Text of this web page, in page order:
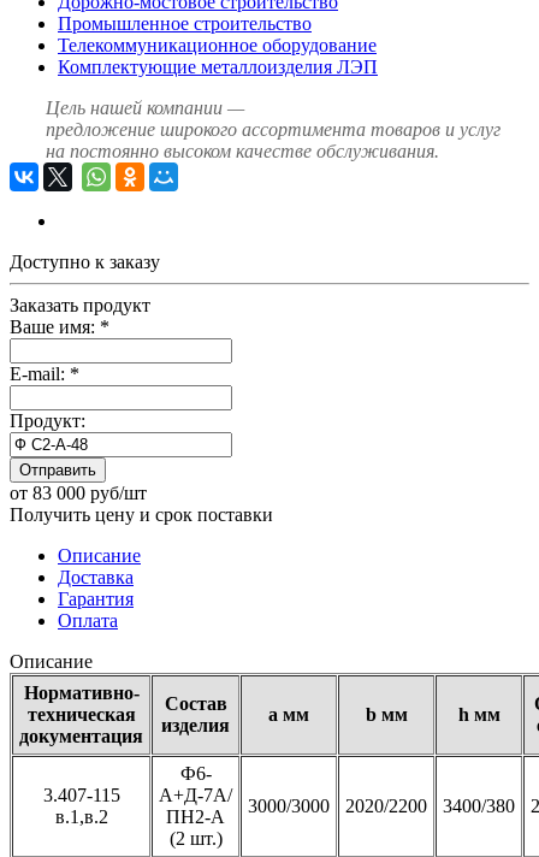
Промышленное строительство
Телекоммуникационное оборудование
Комплектующие металлоизделия ЛЭП
Цель нашей компании —
предложение широкого ассортимента товаров и услуг
на постоянно высоком качестве обслуживания.
Доступно к заказу
Заказать продукт
Ваше имя: *
E-mail: *
Продукт:
Отправить
от 83 000 руб/шт
Получить цену и срок поставки
Описание
Доставка
Гарантия
Оплата
Описание
Нормативно-
техническая
документация
Состав
изделия
а мм b мм h мм
3.407-115
в.1,в.2
Ф6-
А+Д-7А/
ПН2-А
(2 шт.)
3000/3000 2020/2200 3400/380